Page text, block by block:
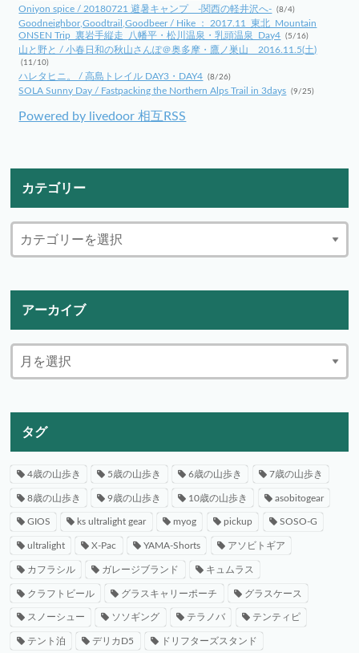
Oniyon spice / 20180721 避暑キャンプ -関西の軽井沢へ- (8/4)
Goodneighbor,Goodtrail,Goodbeer / Hike ： 2017.11_東北_Mountain
ONSEN Trip_裏岩手縦走_八幡平・松川温泉・乳頭温泉_Day4 (5/16)
山と野と / 小春日和の秋山さんぽ＠奥多摩・鷹ノ巣山 2016.11.5(土)
(11/10)
ハレタヒニ。 / 高島トレイル DAY3・DAY4 (8/26)
SOLA Sunny Day / Fastpacking the Northern Alps Trail in 3days (9/25)
Powered by livedoor 相互RSS
カテゴリー
アーカイブ
タグ
4歳の山歩き 5歳の山歩き 6歳の山歩き 7歳の山歩き
8歳の山歩き 9歳の山歩き 10歳の山歩き asobitogear
GIOS ks ultralight gear myog pickup SOSO-G
ultralight X-Pac YAMA-Shorts アソビトギア
カフラシル ガレージブランド キュムラス
クラフトビール グラスキャリーポーチ グラスケース
スノーシュー ソソギング テラノバ テンティピ
テント泊 デリカD5 ドリフターズスタンド